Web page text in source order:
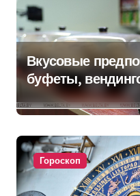
Вкусовые
буфеты,
аппараты.
изменениях в
питании
Гороскоп